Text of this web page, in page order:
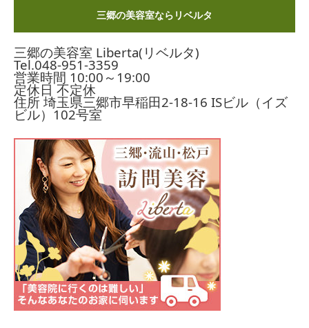
三郷の美容室ならリベルタ
三郷の美容室 Liberta(リベルタ)
Tel.048-951-3359
営業時間 10:00～19:00
定休日 不定休
住所 埼玉県三郷市早稲田2-18-16 ISビル（イズ
ビル）102号室